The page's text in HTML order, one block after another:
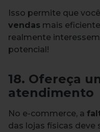
Isso permite que
vendas mais
realmente
potencial!
18. Ofereça
atendimento
No e-commerce, a
das lojas físicas deve